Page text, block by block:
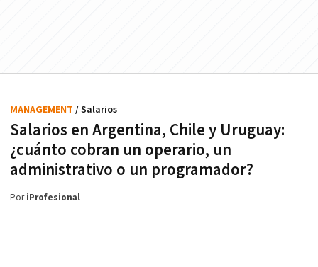
Salarios en Argentina, Chile y Uruguay:
¿cuánto cobran un operario, un
administrativo o un programador?
MANAGEMENT / Salarios
PoriProfesional